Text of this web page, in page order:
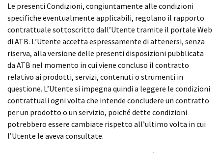
Le presenti Condizioni, congiuntamente alle condizioni
specifiche eventualmente applicabili, regolano il rapporto
contrattuale sottoscritto dall’Utente tramite il portale Web
di ATB. L’Utente accetta espressamente di attenersi, senza
riserva, alla versione delle presenti disposizioni pubblicata
da ATB nel momento in cui viene concluso il contratto
relativo ai prodotti, servizi, contenuti o strumenti in
questione. L’Utente si impegna quindi a leggere le condizioni
contrattuali ogni volta che intende concludere un contratto
per un prodotto o un servizio, poiché dette condizioni
potrebbero essere cambiate rispetto all’ultimo volta in cui
l’Utente le aveva consultate.